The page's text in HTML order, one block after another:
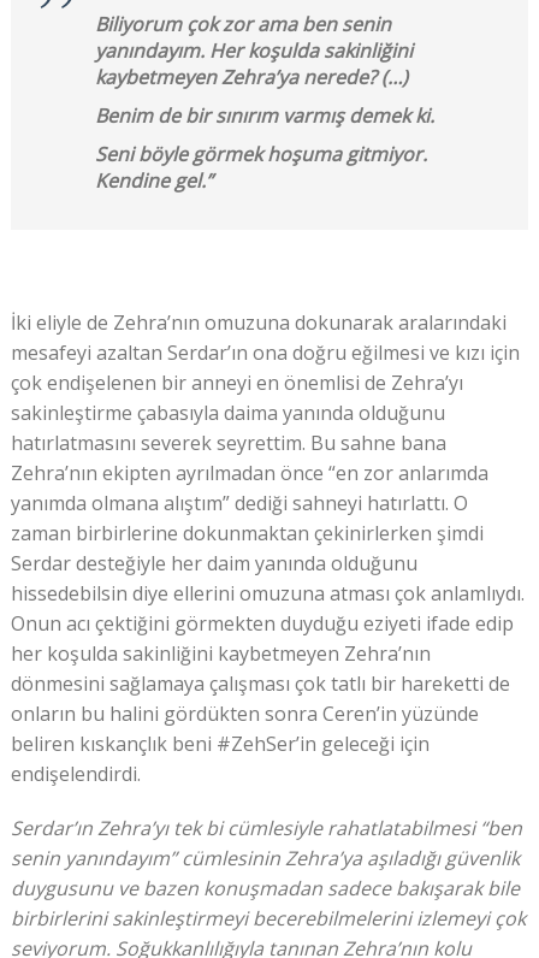
Biliyorum çok zor ama ben senin
yanındayım. Her koşulda sakinliğini
kaybetmeyen Zehra’ya nerede? (…)
Benim de bir sınırım varmış demek ki.
Seni böyle görmek hoşuma gitmiyor.
Kendine gel.”
İki eliyle de Zehra’nın omuzuna dokunarak aralarındaki
mesafeyi azaltan Serdar’ın ona doğru eğilmesi ve kızı için
çok endişelenen bir anneyi en önemlisi de Zehra’yı
sakinleştirme çabasıyla daima yanında olduğunu
hatırlatmasını severek seyrettim. Bu sahne bana
Zehra’nın ekipten ayrılmadan önce “en zor anlarımda
yanımda olmana alıştım” dediği sahneyi hatırlattı. O
zaman birbirlerine dokunmaktan çekinirlerken şimdi
Serdar desteğiyle her daim yanında olduğunu
hissedebilsin diye ellerini omuzuna atması çok anlamlıydı.
Onun acı çektiğini görmekten duyduğu eziyeti ifade edip
her koşulda sakinliğini kaybetmeyen Zehra’nın
dönmesini sağlamaya çalışması çok tatlı bir hareketti de
onların bu halini gördükten sonra Ceren’in yüzünde
beliren kıskançlık beni #ZehSer’in geleceği için
endişelendirdi.
Serdar’ın Zehra’yı tek bi cümlesiyle rahatlatabilmesi “ben
senin yanındayım” cümlesinin Zehra’ya aşıladığı güvenlik
duygusunu ve bazen konuşmadan sadece bakışarak bile
birbirlerini sakinleştirmeyi becerebilmelerini izlemeyi çok
seviyorum. Soğukkanlılığıyla tanınan Zehra’nın kolu